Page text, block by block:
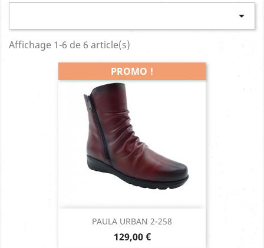

Affichage 1-6 de 6 article(s)
PAULA URBAN 2-258
Prix
129,00 €
PROMO !